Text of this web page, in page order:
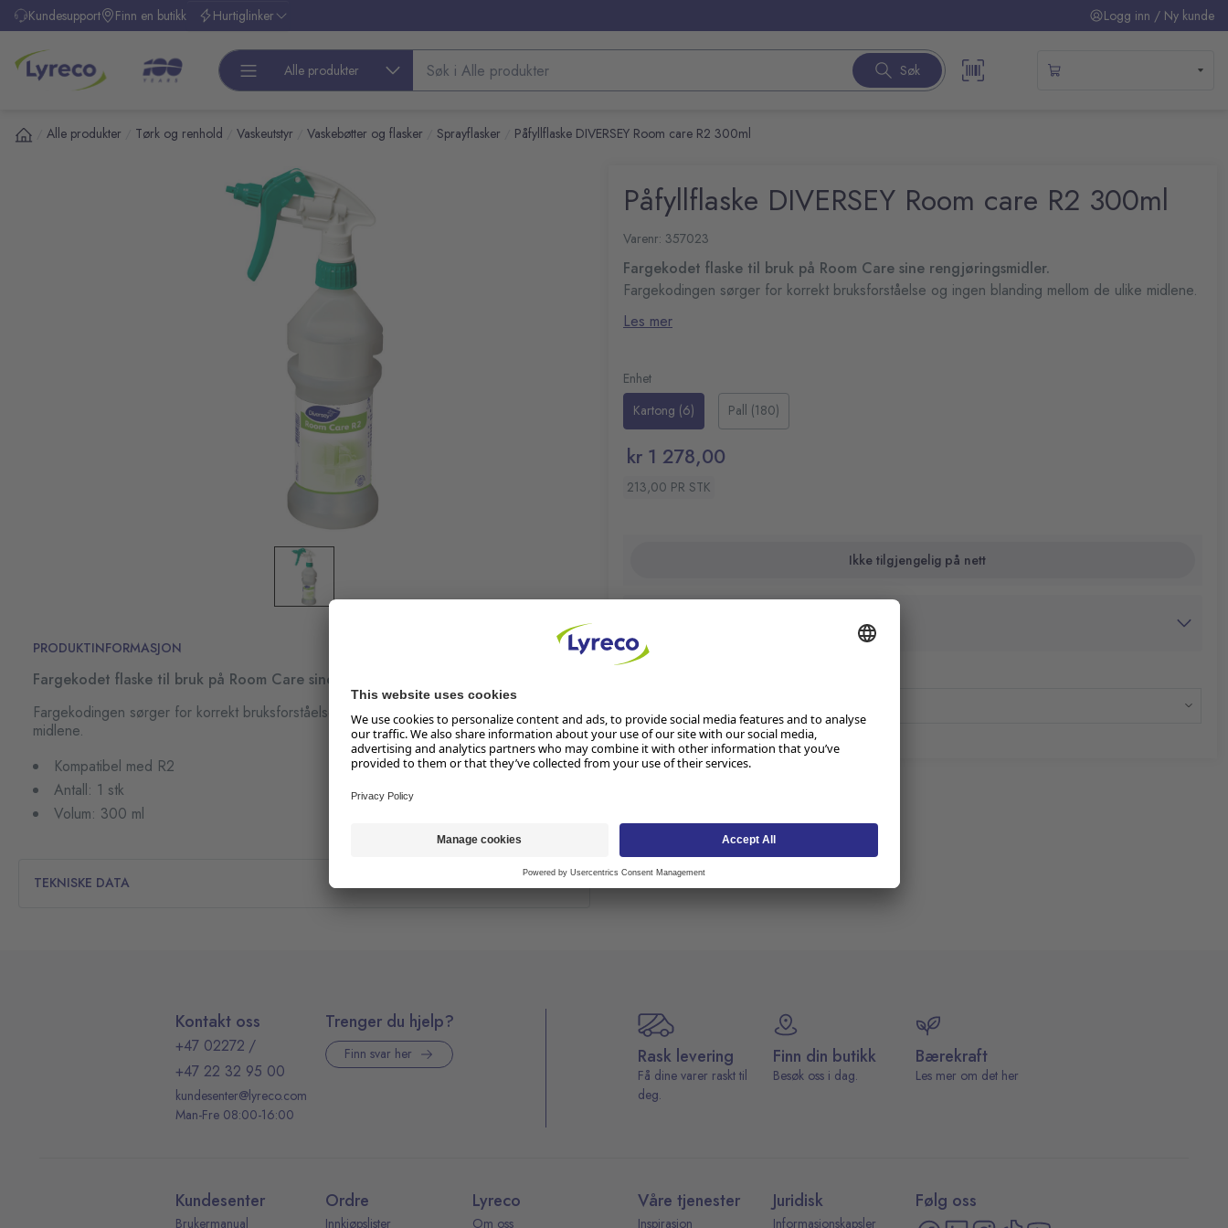
hovedinnhold
Kundesupport Finn en butikk Hurtiglinker Logg inn / Ny kunde
Alle produkter Søk etter produkter Søk
Alle produkter Tørk og renhold Vaskeutstyr Vaskebøtter og flasker Sprayflasker Påfyllflaske DIVERSEY Room care R2 300ml
PRODUKTINFORMASJON
Fargekodet flaske til bruk på Room Care sine rengjøringsmidler.
Fargekodingen sørger for korrekt bruksforståelse og ingen blanding mellom de ulike
midlene.
Kompatibel med R2
Antall: 1 stk
Volum: 300 ml
TEKNISKE DATA
Påfyllflaske DIVERSEY Room care R2 300ml
Varenr: 357023
Fargekodet flaske til bruk på Room Care sine rengjøringsmidler.
Fargekodingen sørger for korrekt bruksforståelse og ingen blanding mellom de ulike midlene.
Antall: 1 stk
Les mer
Enhet
Kartong (6)
Pall (180)
kr 1 278,00
213,00 PR STK
Ikke tilgjengelig på nett
Kontakt oss
+47 02272 /
+47 22 32 95 00
kundesenter@lyreco.com
Man-Fre 08:00-16:00
Trenger du hjelp?
Finn svar her Rask levering
Få dine varer raskt til
deg.
Finn din butikk
Besøk oss i dag.
Bærekraft
Les mer om det her
Kundesenter
Brukermanual
Ordre
Innkjøpslister
Lyreco
Om oss
Våre tjenester
Inspirasjon
Juridisk
Informasjonskapsler
Følg oss